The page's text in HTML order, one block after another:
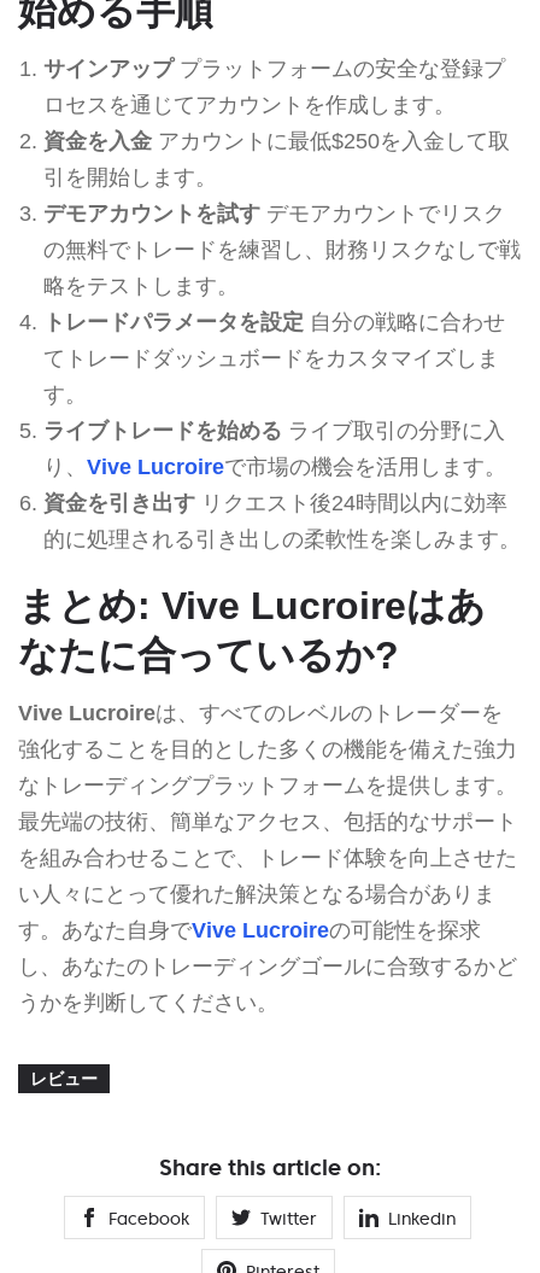
始める手順
サインアッププラットフォームの安全な登録プ
ロセスを通じてアカウントを作成します。
資金を入金アカウントに最低$250を入金して取
引を開始します。
デモアカウントを試すデモアカウントでリスク
の無料でトレードを練習し、財務リスクなしで戦
略をテストします。
トレードパラメータを設定 自分の戦略に合わせ
てトレードダッシュボードをカスタマイズしま
す。
ライブトレードを始める ライブ取引の分野に入
り、 Vive Lucroireで市場の機会を活用します。
資金を引き出すリクエスト後24時間以内に効率
的に処理される引き出しの柔軟性を楽しみます。
まとめ: Vive Lucroireはあ
なたに合っているか?
Vive Lucroireは、すべてのレベルのトレーダーを
強化することを目的とした多くの機能を備えた強力
なトレーディングプラットフォームを提供します。
最先端の技術、簡単なアクセス、包括的なサポート
を組み合わせることで、トレード体験を向上させた
い人々にとって優れた解決策となる場合がありま
す。あなた自身でVive Lucroireの可能性を探求
し、あなたのトレーディングゴールに合致するかど
うかを判断してください。
レビュー
Share this article on:
Facebook Twitter Linkedin